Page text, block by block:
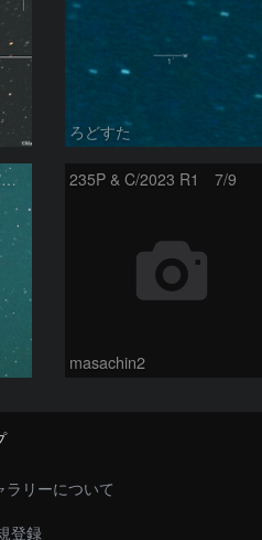
ろどすた
7月10日のC/2023 R1（パンスターズ彗星） 235P & C/2023 R1 7/9
masachin2
ラリーについて
登録